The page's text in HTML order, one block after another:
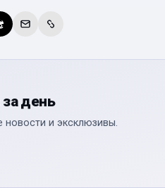
день
новости и эксклюзивы.